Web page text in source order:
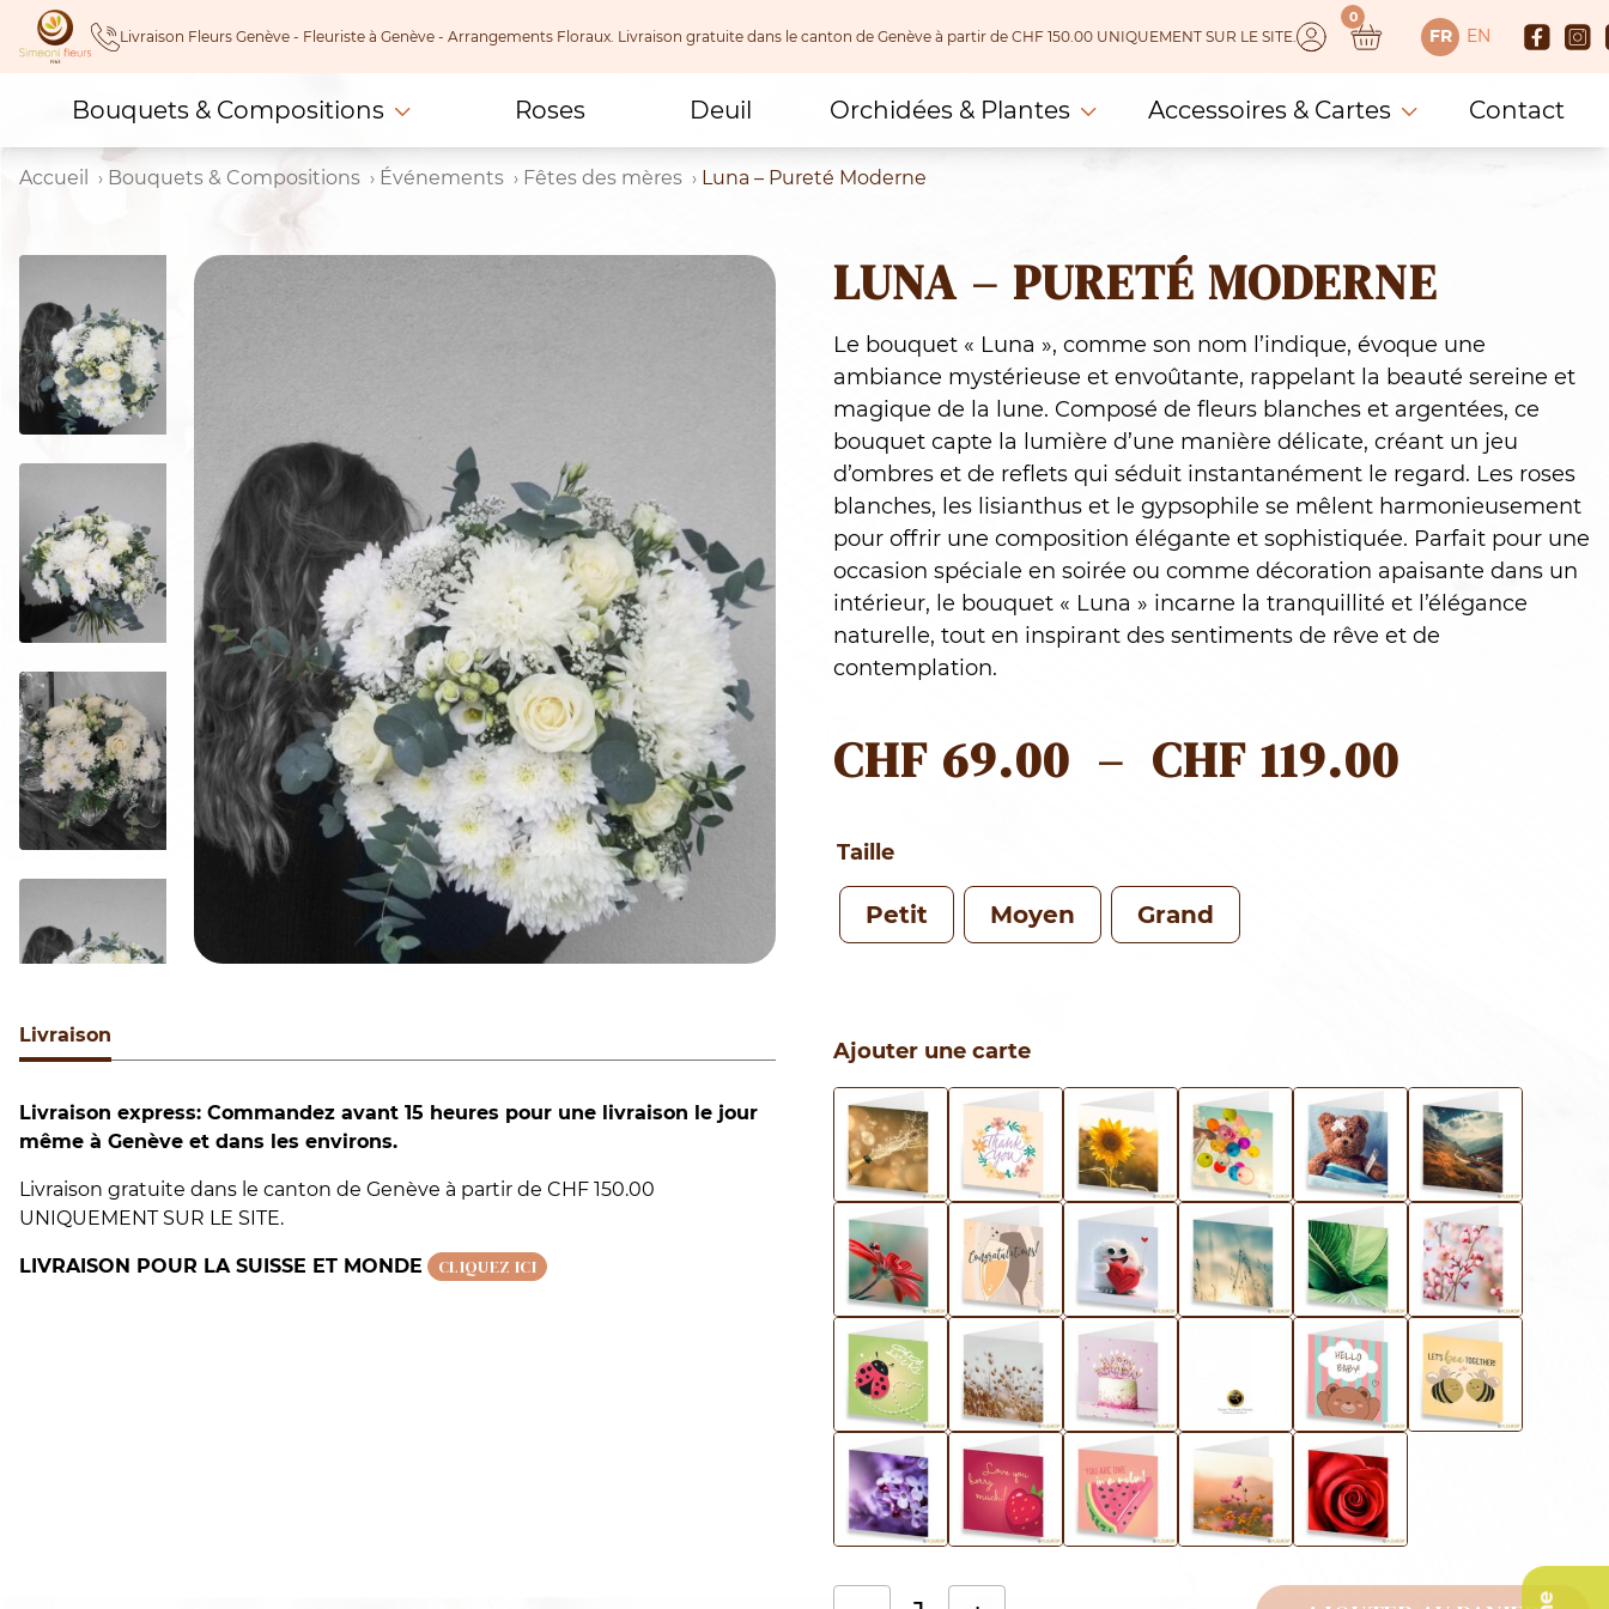
Skip
content
Livraison Fleurs Genève - Fleuriste à Genève - Arrangements Floraux. Livraison gratuite dans le canton de Genève à partir de CHF 150.00 UNIQUEMENT SUR LE SITE.
0
FR EN
Bouquets & Compositions Roses Deuil Orchidées & Plantes Accessoires & Cartes Contact
Accueil Bouquets & Compositions Événements Fêtes des mères Luna – Pureté Moderne
Livraison
Livraison express: Commandez avant 15 heures pour une livraison le jour
même à Genève et dans les environs.
Livraison gratuite dans le canton de Genève à partir de CHF 150.00
UNIQUEMENT SUR LE SITE.
LIVRAISON POUR LA SUISSE ET MONDE CLIQUEZ ICI
LUNA – PURETÉ MODERNE
Le bouquet « Luna », comme son nom l’indique, évoque une
ambiance mystérieuse et envoûtante, rappelant la beauté sereine et
magique de la lune. Composé de fleurs blanches et argentées, ce
bouquet capte la lumière d’une manière délicate, créant un jeu
d’ombres et de reflets qui séduit instantanément le regard. Les roses
blanches, les lisianthus et le gypsophile se mêlent harmonieusement
pour offrir une composition élégante et sophistiquée. Parfait pour une
occasion spéciale en soirée ou comme décoration apaisante dans un
intérieur, le bouquet « Luna » incarne la tranquillité et l’élégance
naturelle, tout en inspirant des sentiments de rêve et de
contemplation.
CHF 69.00 – CHF 119.00
Taille
Petit Moyen Grand
Ajouter une carte